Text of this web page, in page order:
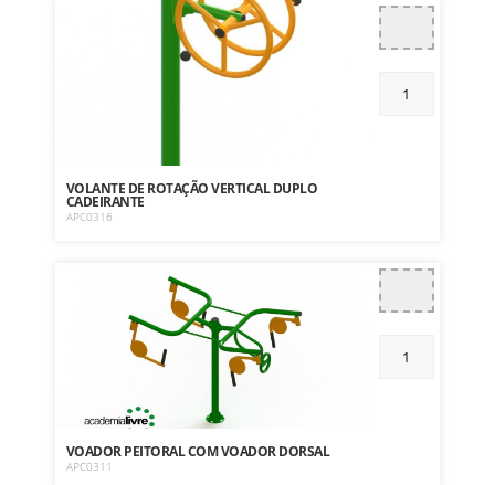
VOLANTE DE ROTAÇÃO VERTICAL DUPLO
CADEIRANTE
APC0316
VOADOR PEITORAL COM VOADOR DORSAL
APC0311